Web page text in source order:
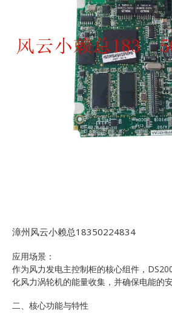
漳州风云小赖总18350224834
应用场景：
作为风力发电主控制柜的核心组件，
化风力涡轮机的能量收集，并确保电能的
二、核心功能与特性